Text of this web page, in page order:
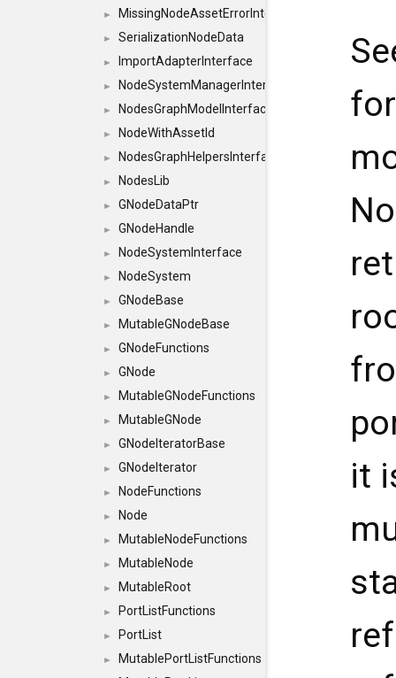
► MissingNodeAssetErrorInterface
► SerializationNodeData
► ImportAdapterInterface
► NodeSystemManagerInterface
► NodesGraphModelInterface
► NodeWithAssetId
► NodesGraphHelpersInterface
► NodesLib
► GNodeDataPtr
► GNodeHandle
► NodeSystemInterface
► NodeSystem
► GNodeBase
► MutableGNodeBase
► GNodeFunctions
► GNode
► MutableGNodeFunctions
► MutableGNode
► GNodeIteratorBase
► GNodeIterator
► NodeFunctions
► Node
► MutableNodeFunctions
► MutableNode
► MutableRoot
► PortListFunctions
► PortList
►
MutablePortListFunctions
it